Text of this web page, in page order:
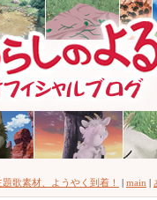
題歌素材、ようやく到着！ | main |